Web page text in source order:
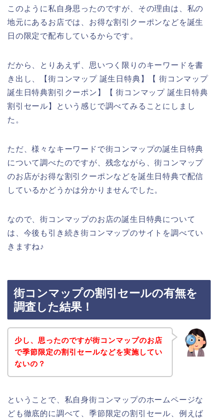
このように私自身思ったのですが、その理由は、私の
地元にあるお店では、お得な割引クーポンなどを誕生
日の限定で配布しているからです。
だから、とりあえず、思いつく限りのキーワードを書
き出し、【街コンマップ 誕生日特典】【 街コンマップ
誕生日特典割引クーポン】【 街コンマップ 誕生日特典
割引セール】という感じで調べてみることにしまし
た。
ただ、様々なキーワードで街コンマップの誕生日特典
について調べたのですが、残念ながら、街コンマップ
のお店がお得な割引クーポンなどを誕生日特典で配信
しているかどうかは分かりませんでした。
なので、街コンマップのお店の誕生日特典について
は、今後も引き続き街コンマップのサイトを調べてい
きますね♪
街コンマップの割引セールの有無を
調査した結果！
少し、思ったのですが街コンマップのお店
で季節限定の割引セールなどを実施してい
ないの？
ということで、私自身街コンマップのホームページな
ども徹底的に調べて、季節限定の割引セール、例えば